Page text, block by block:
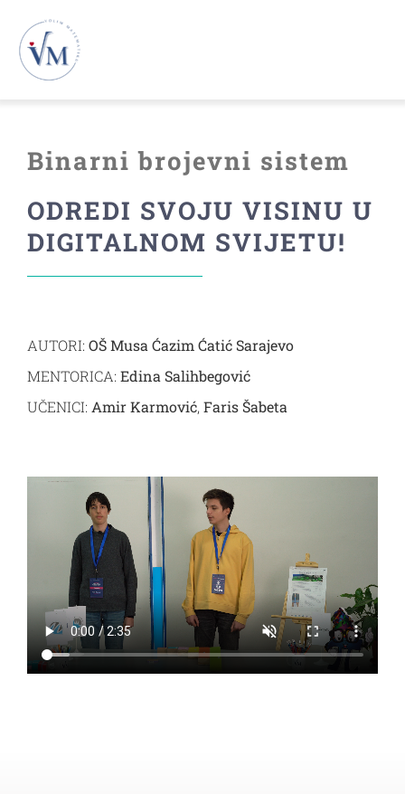
content
VM25
VM materijali
Kontakt
Binarni brojevni sistem
ODREDI SVOJU VISINU U
DIGITALNOM SVIJETU!
AUTORI: OŠ Musa Ćazim Ćatić Sarajevo
MENTORICA: Edina Salihbegović
UČENICI: Amir Karmović,Faris Šabeta